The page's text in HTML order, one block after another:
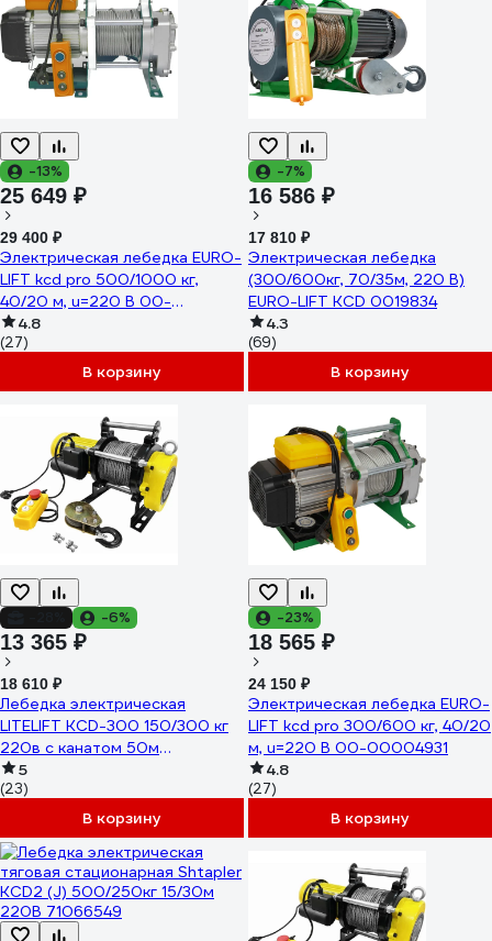
-13%
25 649 ₽
29 400 ₽
Электрическая лебедка EURO-
LIFT kcd pro 500/1000 кг,
40/20 м, u=220 В 00-
00004934
4.8
(27)
В корзину
-7%
16 586 ₽
17 810 ₽
Электрическая лебедка
(300/600кг, 70/35м, 220 В)
EURO-LIFT KCD 0019834
4.3
(69)
В корзину
-6%
13 365 ₽
18 610 ₽
Лебедка электрическая
LITELIFT KCD-300 150/300 кг
220в с канатом 50м
kcd30050m220
5
(23)
В корзину
-23%
18 565 ₽
24 150 ₽
Электрическая лебедка EURO-
LIFT kcd pro 300/600 кг, 40/20
м, u=220 В 00-00004931
4.8
(27)
В корзину